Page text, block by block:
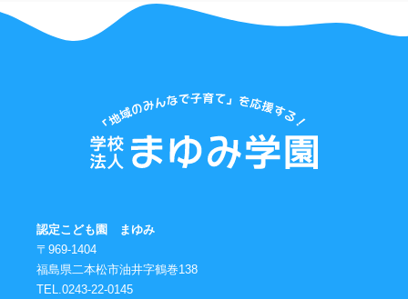
認定こども園 まゆみ
〒969-1404
福島県二本松市油井字鶴巻138
TEL.0243-22-0145